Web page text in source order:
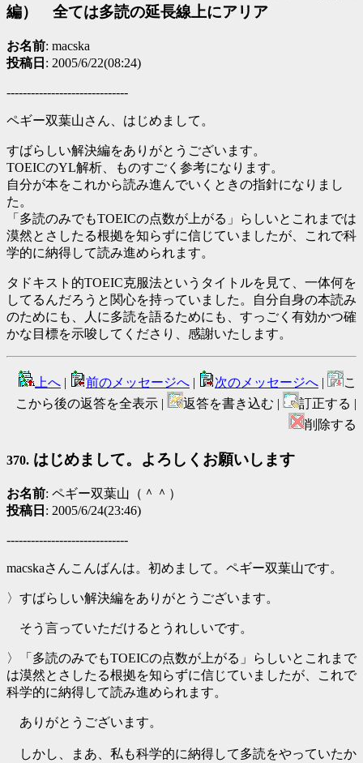
編） 全ては多読の延長線上にアリア
お名前: macska
投稿日 : 2005/6/22(08:24)
------------------------------
ペギー双葉山さん、はじめまして。
すばらしい解決編をありがとうございます。
TOEICのYL解析、ものすごく参考になります。
自分が本をこれから読み進んでいくときの指針になりまし
た。
「多読のみでもTOEICの点数が上がる」らしいとこれまでは
漠然とさしたる根拠を知らずに信じていましたが、これで科
学的に納得して読み進められます。
タドキスト的TOEIC克服法というタイトルを見て、一体何を
してるんだろうと関心を持っていました。自分自身の本読み
のためにも、人に多読を語るためにも、すっごく有効かつ確
かな目標を示唆してくださり、感謝いたします。
上へ | 前のメッセージへ | 次のメッセージへ |
こ
こから後の返答を全表示 |
返答を書き込む |
訂正する |
削除する
370. はじめまして。よろしくお願いします
お名前: ペギー双葉山（＾＾）
投稿日 : 2005/6/24(23:46)
------------------------------
macskaさんこんばんは。初めまして。ペギー双葉山です。
〉すばらしい解決編をありがとうございます。
そう言っていただけるとうれしいです。
〉「多読のみでもTOEICの点数が上がる」らしいとこれまで
は漠然とさしたる根拠を知らずに信じていましたが、これで
科学的に納得して読み進められます。
ありがとうございます。
しかし、まあ、私も科学的に納得して多読をやっていたか